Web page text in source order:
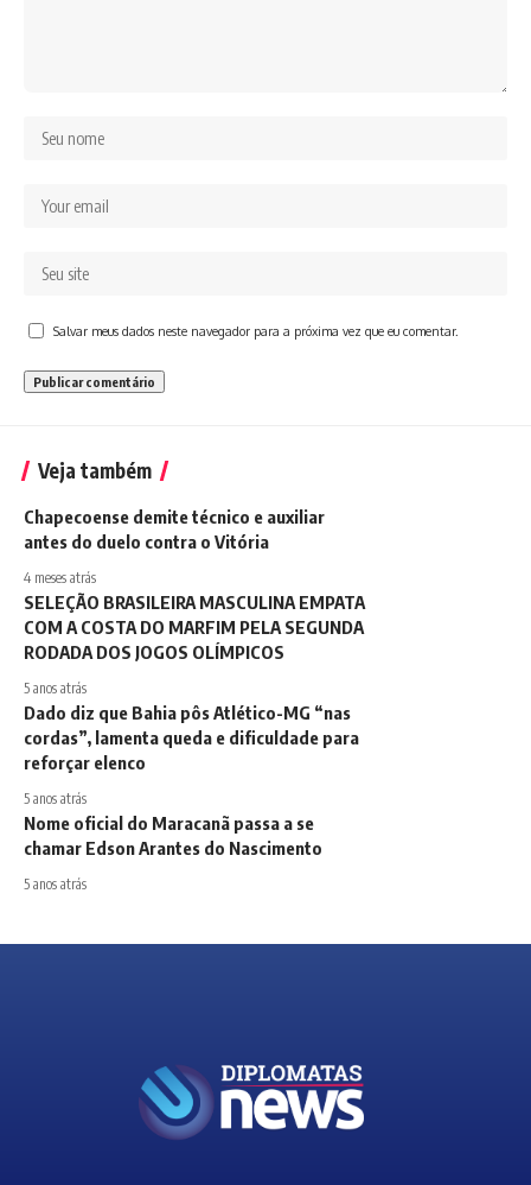
Salvar meus dados neste navegador para a próxima vez que eu comentar.
Veja também
Chapecoense demite técnico e auxiliar
antes do duelo contra o Vitória
4 meses atrás
SELEÇÃO BRASILEIRA MASCULINA EMPATA
COM A COSTA DO MARFIM PELA SEGUNDA
RODADA DOS JOGOS OLÍMPICOS
5 anos atrás
Dado diz que Bahia pôs Atlético-MG “nas
cordas”, lamenta queda e dificuldade para
reforçar elenco
5 anos atrás
Nome oficial do Maracanã passa a se
chamar Edson Arantes do Nascimento
5 anos atrás